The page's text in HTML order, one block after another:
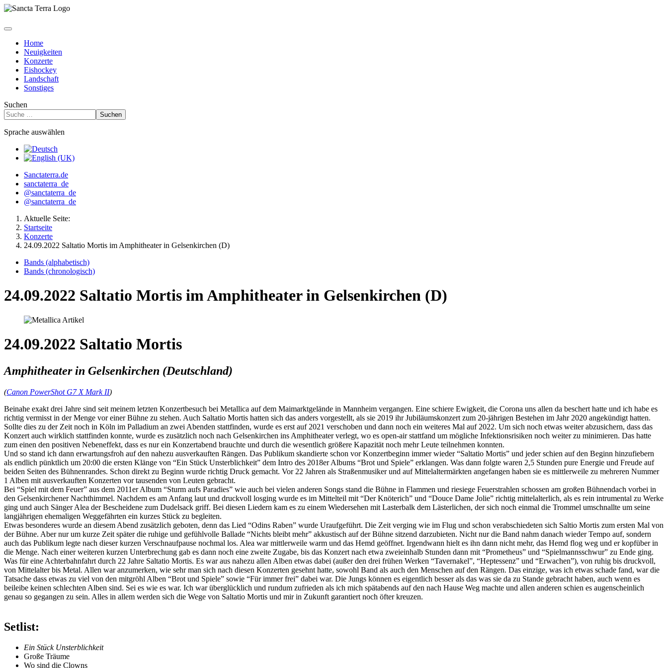
Home
Neuigkeiten
Konzerte
Eishockey
Landschaft
Sonstiges
Suchen
Suchen
Sprache auswählen
Sanctaterra.de
sanctaterra_de
@sanctaterra_de
@sanctaterra_de
Aktuelle Seite:
Startseite
Konzerte
24.09.2022 Saltatio Mortis im Amphitheater in Gelsenkirchen (D)
Bands (alphabetisch)
Bands (chronologisch)
24.09.2022 Saltatio Mortis im Amphitheater in Gelsenkirchen (D)
24.09.2022 Saltatio Mortis
Amphitheater in Gelsenkirchen (Deutschland)
(Canon PowerShot G7 X Mark II)
Beinahe exakt drei Jahre sind seit meinem letzten Konzertbesuch bei Metallica auf dem Maimarktgelände in Mannheim vergangen. Eine schiere Ewigkeit, die Corona uns allen da beschert hatte und ich habe es
richtig vermisst in der Menge vor einer Bühne zu stehen. Auch Saltatio Mortis hatten sich das anders vorgestellt, als sie 2019 ihr Jubiläumskonzert zum 20-jährigen Bestehen im Jahr 2020 angekündigt hatten.
Sollte dies zu der Zeit noch in Köln im Palladium an zwei Abenden stattfinden, wurde es erst auf 2021 verschoben und dann noch ein weiteres Mal auf 2022. Um sich noch etwas weiter abzusichern, dass das
Konzert auch wirklich stattfinden konnte, wurde es zusätzlich noch nach Gelsenkirchen ins Amphitheater verlegt, wo es open-air stattfand um mögliche Infektionsrisiken noch weiter zu minimieren. Das hatte
zum einen den positiven Nebeneffekt, dass es nur ein Konzertabend brauchte und durch die wesentlich größere Kapazität noch mehr Leute teilnehmen konnten.
Und so stand ich dann erwartungsfroh auf den nahezu ausverkauften Rängen. Das Publikum skandierte schon vor Konzertbeginn immer wieder “Saltatio Mortis” und jeder schien auf den Beginn hinzufiebern
als endlich pünktlich um 20:00 die ersten Klänge von “Ein Stück Unsterblichkeit” dem Intro des 2018er Albums “Brot und Spiele” erklangen. Was dann folgte waren 2,5 Stunden pure Energie und Freude auf
beiden Seiten des Bühnenrandes. Schon direkt zu Beginn wurde richtig Druck gemacht. Vor 22 Jahren als Straßenmusiker und auf Mittelaltermärkten angefangen haben sie es mittlerweile zu mehreren Nummer
1 Alben mit ausverkauften Konzerten vor tausenden von Leuten gebracht.
Bei “Spiel mit dem Feuer” aus dem 2011er Album “Sturm aufs Paradies” wie auch bei vielen anderen Songs stand die Bühne in Flammen und riesiege Feuerstrahlen schossen am großen Bühnendach vorbei in
den Gelsenkirchener Nachthimmel. Nachdem es am Anfang laut und druckvoll losging wurde es im Mittelteil mit “Der Knöterich” und “Douce Dame Jolie” richtig mittelalterlich, als es rein intrumental zu Werke
ging und auch Sänger Alea der Bescheidene zum Dudelsack griff. Bei diesen Liedern kam es zu einem Wiedersehen mit Lasterbalk dem Lästerlichen, der sich noch einmal die Trommel umschnallte um seine
langjährigen ehemaligen Weggefährten ein kurzes Stück zu begleiten.
Etwas besonderes wurde an diesem Abend zusätzlich geboten, denn das Lied “Odins Raben” wurde Uraufgeführt. Die Zeit verging wie im Flug und schon verabschiedeten sich Saltio Mortis zum ersten Mal von
der Bühne. Aber nur um kurze Zeit später die ruhige und gefühlvolle Ballade “Nichts bleibt mehr” akkustisch auf der Bühne sitzend darzubieten. Nicht nur die Band nahm danach wieder Tempo auf, sondern
auch das Publikum legte nach dieser kurzen Verschnaufpause nochmal los. Alea war mittlerweile warm und das Hemd geöffnet. Irgendwann hielt es ihn dann nicht mehr, das Hemd flog weg und er kopfüber in
die Menge. Nach einer weiteren kurzen Unterbrechung gab es dann noch eine zweite Zugabe, bis das Konzert nach etwa zweieinhalb Stunden dann mit “Prometheus” und “Spielmannsschwur” zu Ende ging.
Was für eine Achterbahnfahrt durch 22 Jahre Saltatio Mortis. Es war aus nahezu allen Alben etwas dabei (außer den drei frühen Werken “Tavernakel”, “Heptessenz” und “Erwachen”), von ruhig bis druckvoll,
von Mittelalter bis Metal. Allen war anzumerken, wie sehr man sich nach diesen Konzerten gesehnt hatte, sowohl Band als auch den Menschen auf den Rängen. Das einzige, was ich etwas schade fand, war die
Tatsache dass etwas zu viel von den mitgröhl Alben “Brot und Spiele” sowie “Für immer frei” dabei war. Die Jungs können es eigentlich besser als das was sie da zu Stande gebracht haben, auch wenn es
beileibe keinen schlechten Alben sind. Sei es wie es war. Ich war überglücklich und rundum zufrieden als ich mich spätabends auf den nach Hause Weg machte und allen anderen schien es augenscheinlich
genau so gegangen zu sein. Alles in allem werden sich die Wege von Saltatio Mortis und mir in Zukunft garantiert noch öfter kreuzen.
Setlist:
Ein Stück Unsterblichkeit
Große Träume
Wo sind die Clowns